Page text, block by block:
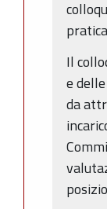
Il
e
da